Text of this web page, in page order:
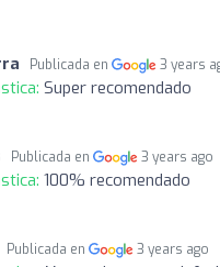
Publicada en 3 years
Super recomendado
Publicada en 3 years ago
100% recomendado
Publicada en 3 years ago